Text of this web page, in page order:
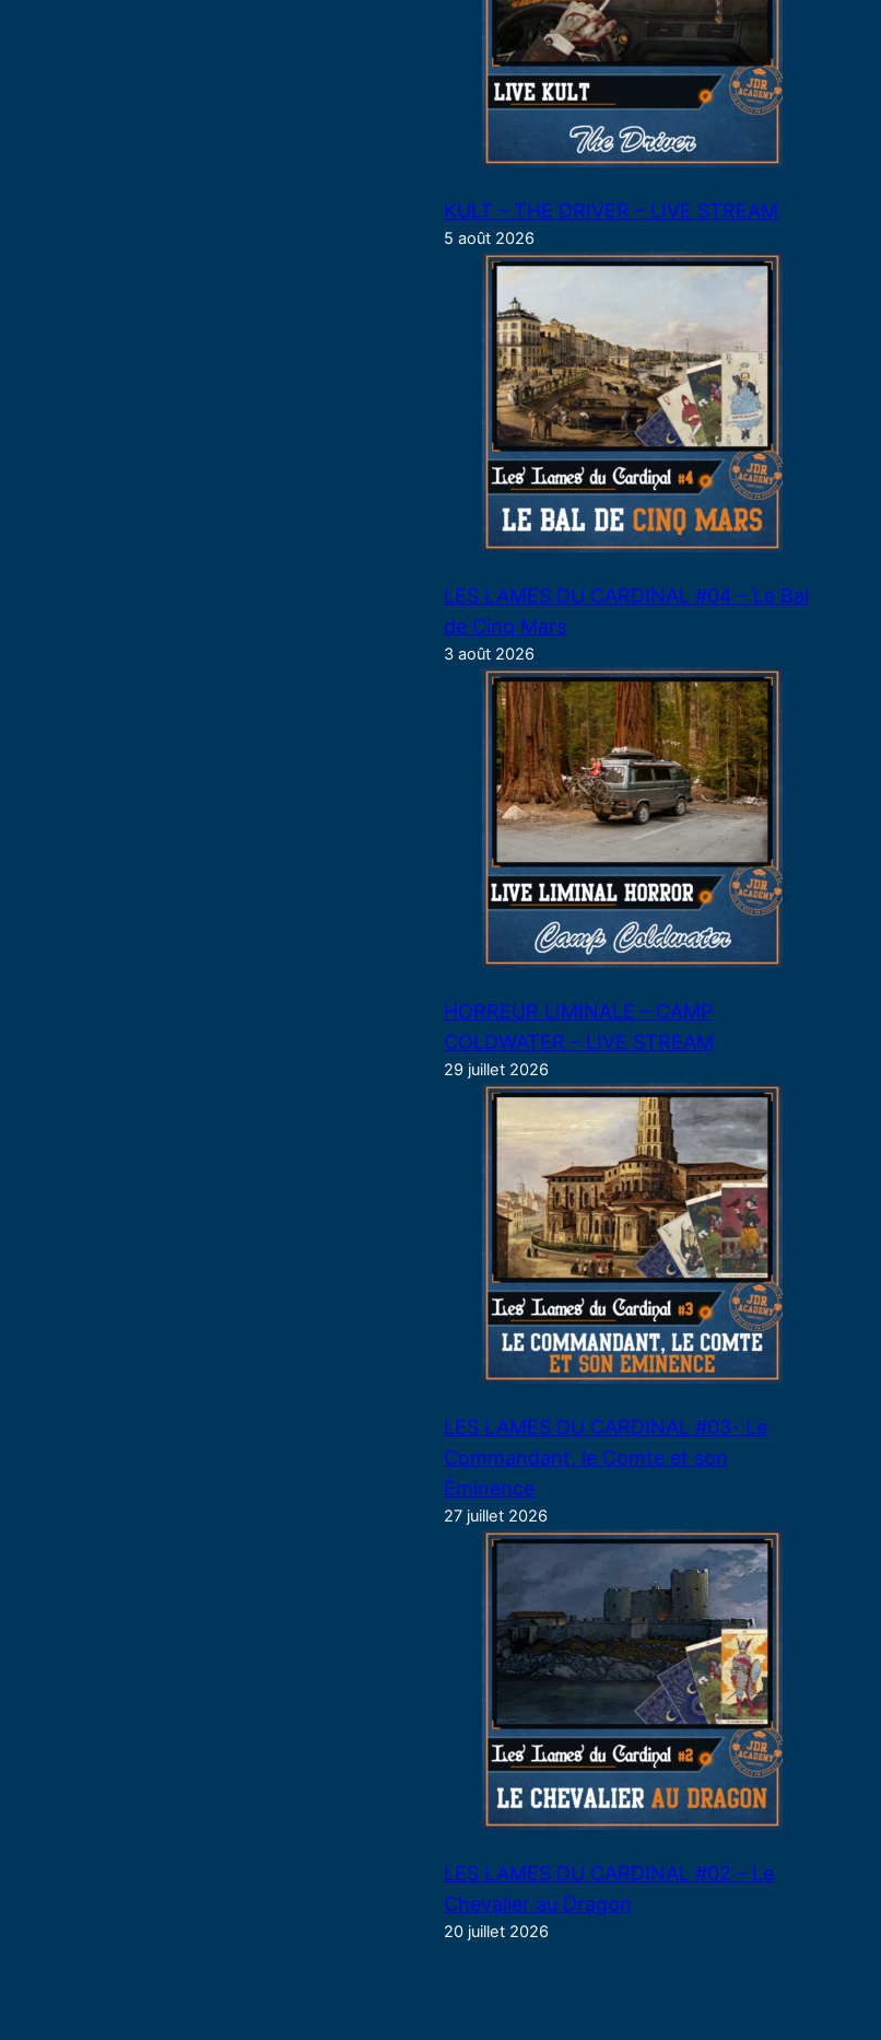
KULT – THE DRIVER – LIVE STREAM
5 août 2026
LES LAMES DU CARDINAL #04 – Le Bal
de Cinq Mars
3 août 2026
HORREUR LIMINALE – CAMP
COLDWATER – LIVE STREAM
29 juillet 2026
LES LAMES DU CARDINAL #03- Le
Commandant, le Comte et son
Éminence
27 juillet 2026
LES LAMES DU CARDINAL #02 – Le
Chevalier au Dragon
20 juillet 2026